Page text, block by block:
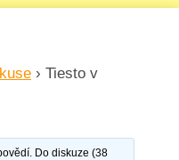
› Tiesto v
Do diskuze (38